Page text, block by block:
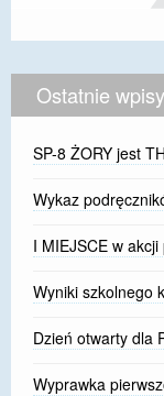
Ostatnie wpisy
SP-8 ŻORY jest
Wykaz
I MIEJSCE w
Wyniki szkolnego
Dzień otwarty dla
Wyprawka